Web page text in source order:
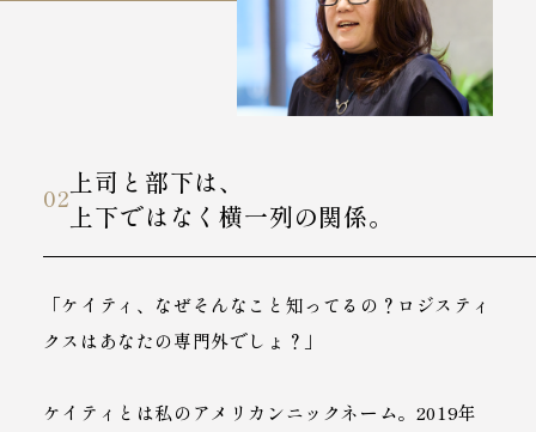
02 上司と部下は、
上下ではなく横一列の関係。
「ケイティ、なぜそんなこと知ってるの？ロジスティ
クスはあなたの専門外でしょ？」
ケイティとは私のアメリカンニックネーム。2019年